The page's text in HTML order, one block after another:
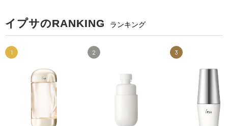
イプサのRANKING ランキング
1 2 3